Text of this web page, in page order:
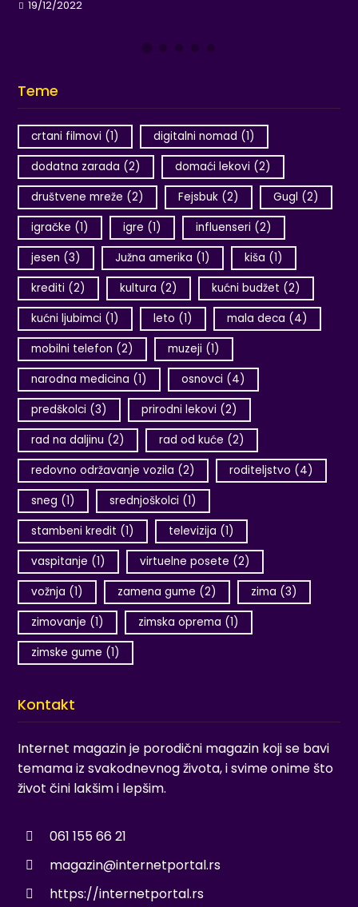
Teme
crtani filmovi (1) digitalni nomad (1)
dodatna zarada (2) domaći lekovi (2)
društvene mreže (2) Fejsbuk (2) Gugl (2)
igračke (1) igre (1) influenseri (2)
jesen (3) Južna amerika (1) kiša (1)
krediti (2) kultura (2) kućni budžet (2)
kućni ljubimci (1) leto (1) mala deca (4)
mobilni telefon (2) muzeji (1)
narodna medicina (1) osnovci (4)
predškolci (3) prirodni lekovi (2)
rad na daljinu (2) rad od kuće (2)
redovno održavanje vozila (2) roditeljstvo (4)
sneg (1) srednjoškolci (1)
stambeni kredit (1) televizija (1)
vaspitanje (1) virtuelne posete (2)
vožnja (1) zamena gume (2) zima (3)
zimovanje (1) zimska oprema (1)
zimske gume (1)
Kontakt
Internet magazin je porodični magazin koji se bavi
temama iz svakodnevnog života, i svime onime što
život čini lakšim i lepšim.
061 155 66 21
magazin@internetportal.rs
https://internetportal.rs